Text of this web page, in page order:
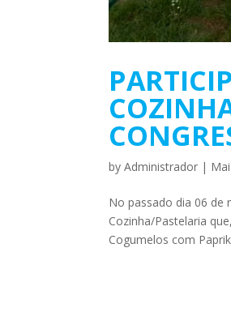
byAdministrador |
No passado dia 06 de
Cozinha/Pastelaria
Cogumelos com